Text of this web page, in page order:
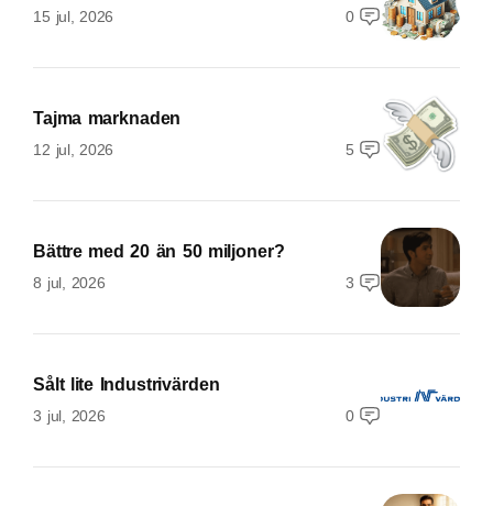
15 jul, 2026 0
Tajma marknaden
12 jul, 2026 5
Bättre med 20 än 50 miljoner?
8 jul, 2026 3
Sålt lite Industrivärden
3 jul, 2026 0